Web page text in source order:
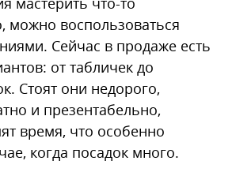
можно воспользоваться
Сейчас в продаже есть
от табличек до
Стоят они недорого,
и презентабельно,
время, что особенно
когда посадок много.